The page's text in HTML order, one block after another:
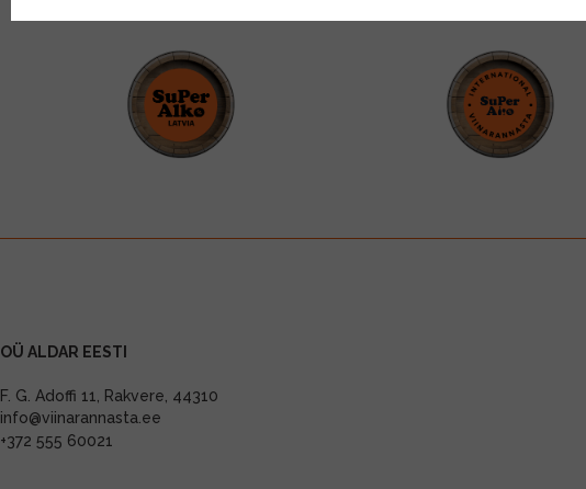
OÜ ALDAR EESTI
F. G. Adoffi 11, Rakvere, 44310
info@viinarannasta.ee
+372 555 60021